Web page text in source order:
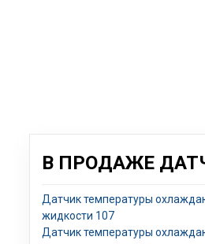
В ПРОДАЖЕ
Датчик температуры
жидкости 107
Датчик температуры